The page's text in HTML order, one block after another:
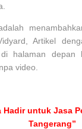
Artikel
halaman depan
video.
Hadir untuk Jasa
Tangerang”